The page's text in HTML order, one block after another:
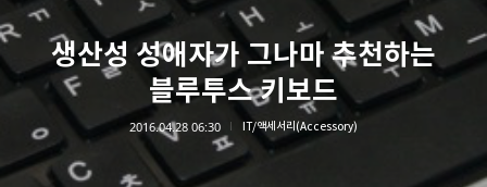
생산성 성애자가 그나마 추천하는
블루투스 키보드
2016.04.28 06:30 IT/액세서리(Accessory)